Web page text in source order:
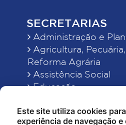
SECRETARIAS
Administração e
Agricultura,
Reforma Agrária
Assistência Social
Educação
Finanças
Este site utiliza cookies
experiência de navegação